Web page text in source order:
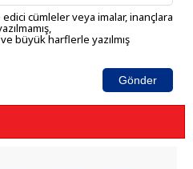
cümleler veya imalar, inançlara
büyük harflerle yazılmış
Gönder